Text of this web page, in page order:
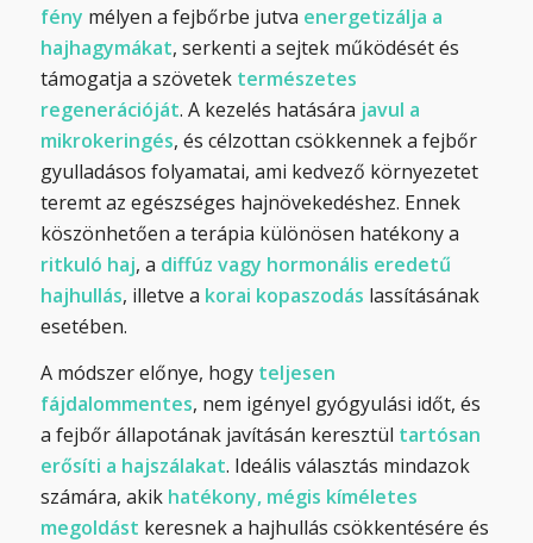
fény mélyen a fejbőrbe jutva energetizálja a
hajhagymákat, serkenti a sejtek működését és
támogatja a szövetek természetes
regenerációját. A kezelés hatására javul a
mikrokeringés, és célzottan csökkennek a fejbőr
gyulladásos folyamatai, ami kedvező környezetet
teremt az egészséges hajnövekedéshez. Ennek
köszönhetően a terápia különösen hatékony a
ritkuló haj, a diffúz vagy hormonális eredetű
hajhullás, illetve a korai kopaszodás lassításának
esetében.
A módszer előnye, hogy teljesen
fájdalommentes, nem igényel gyógyulási időt, és
a fejbőr állapotának javításán keresztül tartósan
erősíti a hajszálakat. Ideális választás mindazok
számára, akik hatékony, mégis kíméletes
megoldást keresnek a hajhullás csökkentésére és